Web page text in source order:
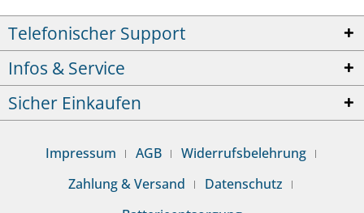
Telefonischer Support
Infos & Service
Sicher Einkaufen
Impressum AGB
Widerrufsbelehrung
Zahlung & Versand
Datenschutz